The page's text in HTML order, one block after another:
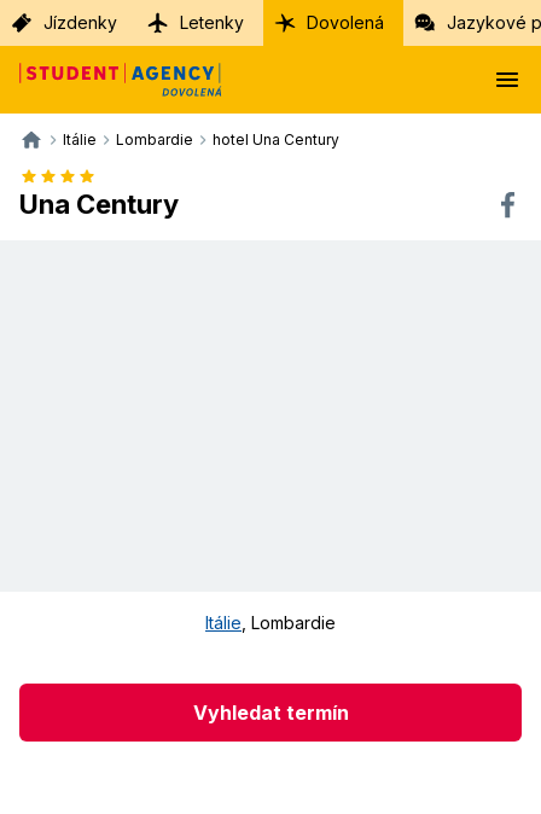
Jízdenky Letenky Dovolená Jazykové
Itálie Lombardie hotel Una Century
Una Century
Itálie Lombardie
Vyhledat termín